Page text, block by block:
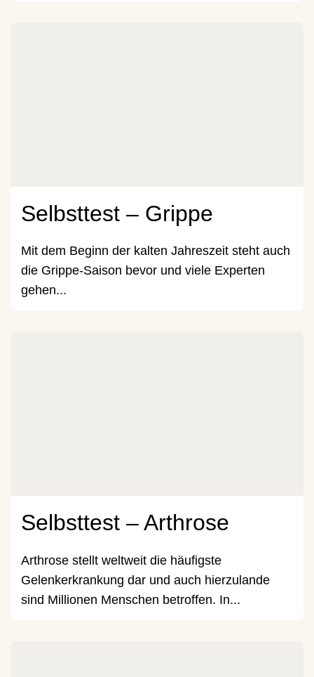
Selbsttest – Grippe
Mit dem Beginn der kalten Jahreszeit steht auch
die Grippe-Saison bevor und viele Experten
gehen...
Selbsttest – Arthrose
Arthrose stellt weltweit die häufigste
Gelenkerkrankung dar und auch hierzulande
sind Millionen Menschen betroffen. In...